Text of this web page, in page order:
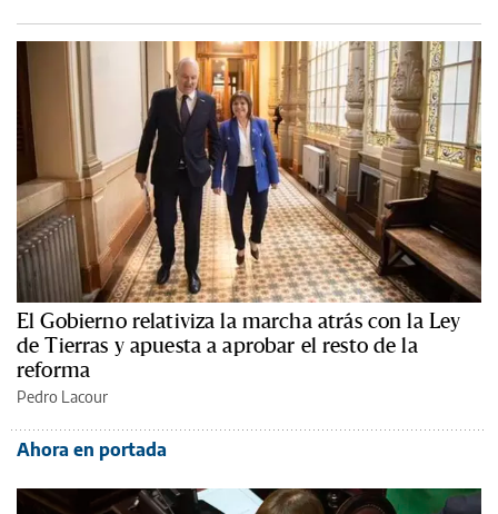
El Gobierno relativiza la marcha atrás con la Ley
de Tierras y apuesta a aprobar el resto de la
reforma
Pedro Lacour
Ahora en portada